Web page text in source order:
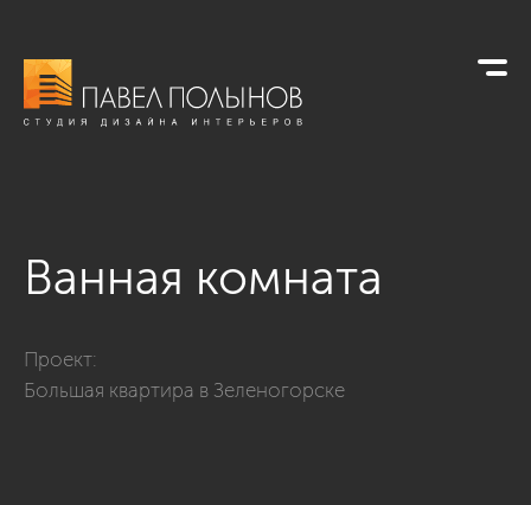
Ванная комната
Проект:
Большая квартира в Зеленогорске